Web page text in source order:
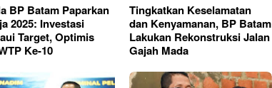
BP Batam Paparkan
2025: Investasi
Target, Optimis
Ke-10
Tingkatkan Keselamatan
dan Kenyamanan, BP Batam
Lakukan Rekonstruksi Jalan
Gajah Mada